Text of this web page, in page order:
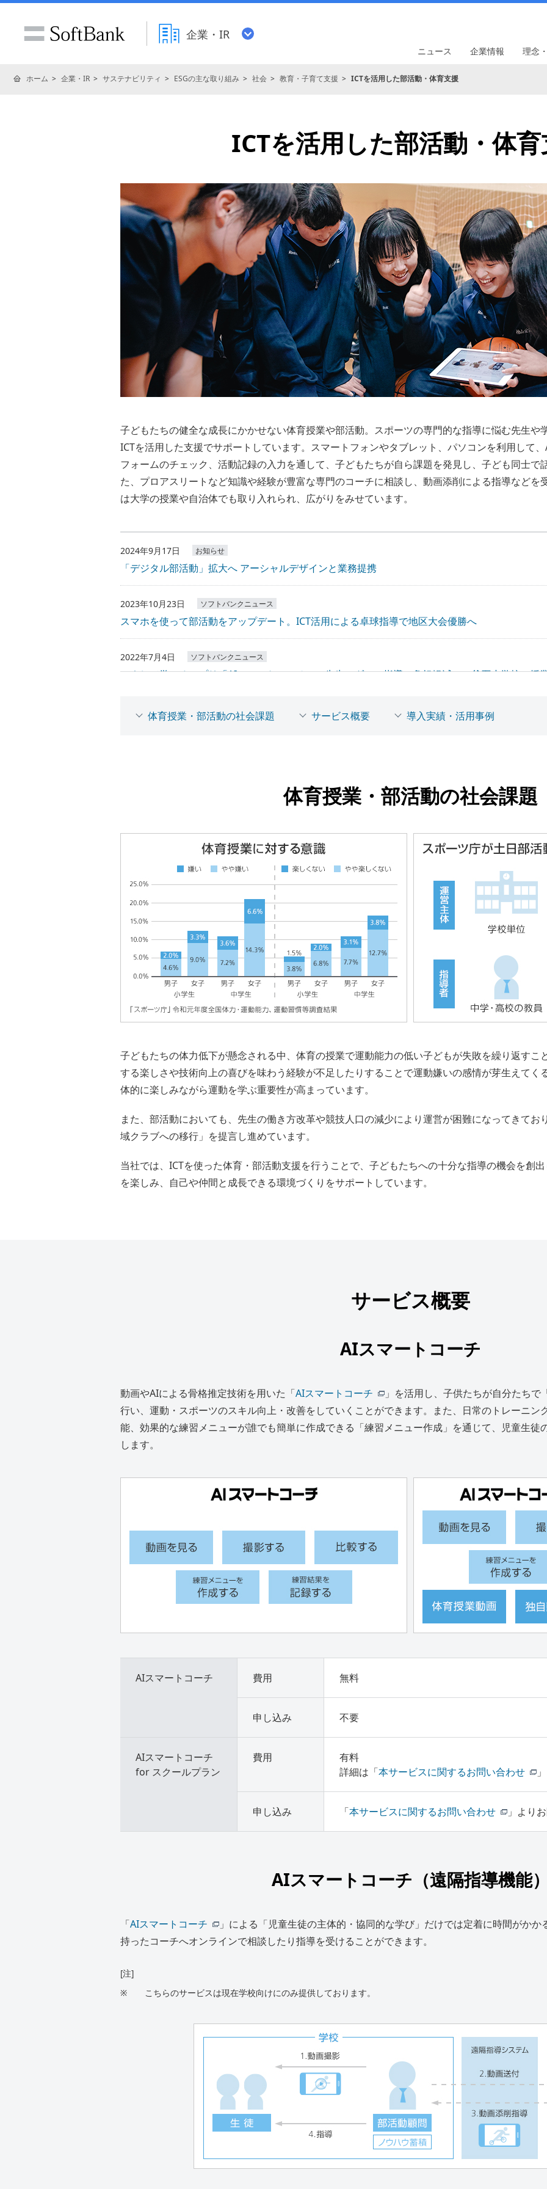
企業・IR
ニュース 企業情報 理念
ホーム 企業・IR サステナビリティ ESGの主な取り組み 社会 教育・子育て支援 ICTを活用した部活動・体育支援
ICTを活用した部活動・体
子どもたちの健全な成長にかかせない体育授業や部活動。スポーツの専門的な指導に悩む先生や
ICTを活用した支援でサポートしています。スマートフォンやタブレット、パソコンを利用して
フォームのチェック、活動記録の入力を通して、子どもたちが自ら課題を発見し、子ども同士で
た、プロアスリートなど知識や経験が豊富な専門のコーチに相談し、動画添削による指導などを
は大学の授業や自治体でも取り入れられ、広がりをみせています。
2024年9月17日 お知らせ
「デジタル部活動」拡大へ アーシャルデザインと業務提携
2023年10月23日 ソフトバンクニュース
スマホを使って部活動をアップデート。ICT活用による卓球指導で地区大会優勝へ
2022年7月4日 ソフトバンクニュース
マネして学べるアプリ「AIスマートコーチ」で先生のダンス指導の負担軽減へ。釜石小学校の授
2022年6月15日 プレスリリース
筑波大学とソフトバンク、「日本の学校スポーツ改革」に関する連携協定を締結
2022年3月31日 プレスリリース
スポーツ支援サービス「AIスマートコーチ」を提供開始
2020年12月10日 プレスリリース
骨格推定技術とAIを駆使したスポーツコーチングプラットフォームの商用化に向けて実証実験を開
体育授業・部活動の社会課題 サービス概要 導入実績・活用事例
体育授業・部活動の社会課題
子どもたちの体力低下が懸念される中、体育の授業で運動能力の低い子どもが失敗を繰り返すこ
する楽しさや技術向上の喜びを味わう経験が不足したりすることで運動嫌いの感情が芽生えてく
体的に楽しみながら運動を学ぶ重要性が高まっています。
また、部活動においても、先生の働き方改革や競技人口の減少により運営が困難になってきてお
域クラブへの移行」を提言し進めています。
当社では、ICTを使った体育・部活動支援を行うことで、子どもたちへの十分な指導の機会を創
を楽しみ、自己や仲間と成長できる環境づくりをサポートしています。
サービス概要
AIスマートコーチ
動画やAIによる骨格推定技術を用いた「AIスマートコーチ
」を活用し、子供たちが自分たち
行い、運動・スポーツのスキル向上・改善をしていくことができます。また、日常のトレーニン
能、効果的な練習メニューが誰でも簡単に作成できる「練習メニュー作成」を通じて、児童生徒
します。
AIスマートコーチ 費用 無料
申し込み 不要
AIスマートコーチ
for スクールプラン
費用
有料
詳細は「本サービスに関するお問い合わせ
申し込み 「本サービスに関するお問い合わせ 」より
AIスマートコーチ （遠隔指導機能）
「AIスマートコーチ
」による「児童生徒の主体的・協同的な学び」だけでは定着に時間がか
持ったコーチへオンラインで相談したり指導を受けることができます。
[注]
※
こちらのサービスは現在学校向けにのみ提供しております。